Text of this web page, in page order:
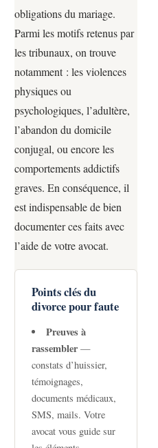
obligations du mariage.
Parmi les motifs retenus par
les tribunaux, on trouve
notamment : les violences
physiques ou
psychologiques, l’adultère,
l’abandon du domicile
conjugal, ou encore les
comportements addictifs
graves. En conséquence, il
est indispensable de bien
documenter ces faits avec
l’aide de votre avocat.
Points clés du
divorce pour faute
Preuves à
rassembler —
constats d’huissier,
témoignages,
documents médicaux,
SMS, mails. Votre
avocat vous guide sur